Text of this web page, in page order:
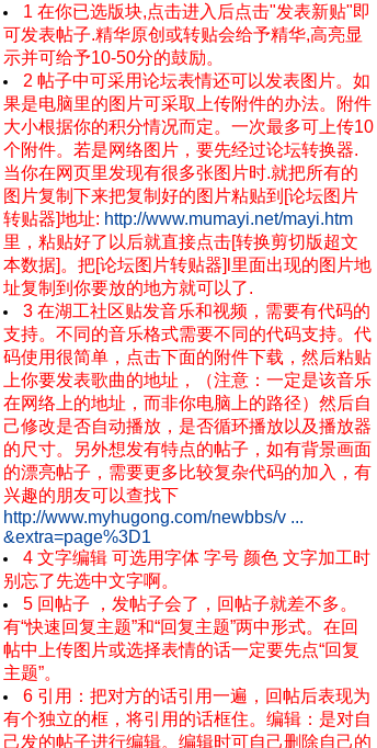
1 在你已选版块,点击进入后点击"发表新贴"即
可发表帖子.精华原创或转贴会给予精华,高亮显
示并可给予10-50分的鼓励。
2 帖子中可采用论坛表情还可以发表图片。如
果是电脑里的图片可采取上传附件的办法。附件
大小根据你的积分情况而定。一次最多可上传10
个附件。若是网络图片，要先经过论坛转换器.
当你在网页里发现有很多张图片时.就把所有的
图片复制下来把复制好的图片粘贴到[论坛图片
转贴器]地址: http://www.mumayi.net/mayi.htm
里，粘贴好了以后就直接点击[转换剪切版超文
本数据]。把[论坛图片转贴器]l里面出现的图片地
址复制到你要放的地方就可以了.
3 在湖工社区贴发音乐和视频，需要有代码的
支持。不同的音乐格式需要不同的代码支持。代
码使用很简单，点击下面的附件下载，然后粘贴
上你要发表歌曲的地址，（注意：一定是该音乐
在网络上的地址，而非你电脑上的路径）然后自
己修改是否自动播放，是否循环播放以及播放器
的尺寸。另外想发有特点的帖子，如有背景画面
的漂亮帖子，需要更多比较复杂代码的加入，有
兴趣的朋友可以查找下
http://www.myhugong.com/newbbs/v ...
&extra=page%3D1
4 文字编辑 可选用字体 字号 颜色 文字加工时
别忘了先选中文字啊。
5 回帖子 ，发帖子会了，回帖子就差不多。
有“快速回复主题”和“回复主题”两中形式。在回
帖中上传图片或选择表情的话一定要先点“回复
主题”。
6 引用：把对方的话引用一遍，回帖后表现为
有个独立的框，将引用的话框住。编辑：是对自
己发的帖子进行编辑。编辑时可自己删除自己的